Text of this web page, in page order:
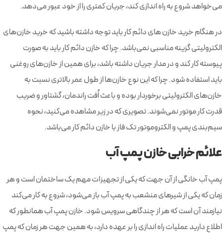
می‌خواهد شروع به راه اندازی کند، جریان کمتری را از خود عبور می‌‎دهد.
در هنگام خرید خازن های دائم کار باید توجه داشته باشید که خرید خازن‌های
الکترولیتی گزینه مناسبی نمی‌باشد. چرا که خازن دائم کار باید به صورت
پیوسته کار کند و در مدار جریان داشته باشد، برای همین از خازن‌های روغنی
باید استفاده شود. چرا که این نوع خازن‌ها از طول عمر بالاتری نسبت به
خازن‌های الکترولیتی برخوردار بوده و باعث اُفت راندمان، گشتاور و ضریب
قدرت کار موتور نمی‌شوند. تصویری که در زیر مشاهده می‌کنید، نحوه
سیم‌بندی پمپ و الکتروموتور تک فاز با خازن دائم کار می‌‎باشد.
علائم خرابی خازن پمپ آب
پمپ آب خانگی از آن جهت که یکی از تجهیزات مهم یک ساختمان است و هر
زمان که یکی از شیرهای منشعب به پمپ آب باز می‌شود، شروع به کار می‌کند
نیازمند آن است که هر از چندگاهی سرویس شود. خازن پمپ آب همانطور که
اطلاع دارید عملیات راه اندازی را بر عهده دارد، به همین جهت هر زمان که پمپ